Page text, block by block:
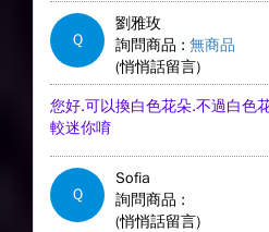
Q
劉雅玫
詢問商品 : 無商品
(悄悄話留言)
您好.可以換白色花朵.不過白色
較迷你唷
Q
Sofia
詢問商品 :
(悄悄話留言)